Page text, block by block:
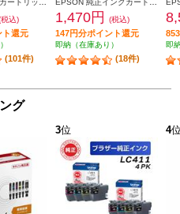
込)
ト還元
(101件)
1,470円 (税込)
147円分ポイント還元
即納（在庫あり）
(18件)
即
グ
3位 4